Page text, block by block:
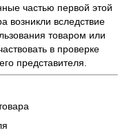
частью первой этой
возникли вследствие
товаром или
в проверке
представителя.